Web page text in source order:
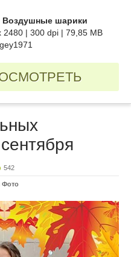
Воздушные шарики
2480 | 300 dpi | 79,85 MB
542
Фото